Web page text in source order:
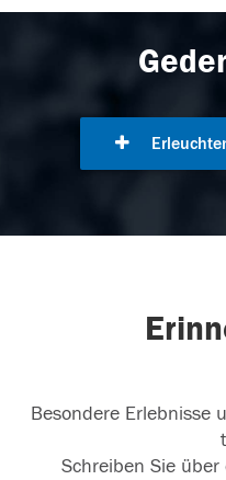
Besondere Erlebnisse
Schreiben Sie